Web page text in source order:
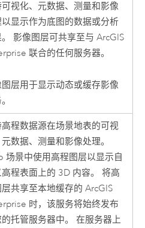
视化、元数据、测量和影像
显示作为底图的数据或分析
。 影像图层可共享至与ArcGIS
联合的任何服务器。
图层用于显示动态或缓存影像
程数据源在场景地表的可视
数据、测量和影像处理。
场景中使用高程图层以显示自
高程表面上的 3D 内容。 将高
层共享至本地缓存的ArcGIS
时，该服务将始终发布
的托管服务器中。 在服务器上